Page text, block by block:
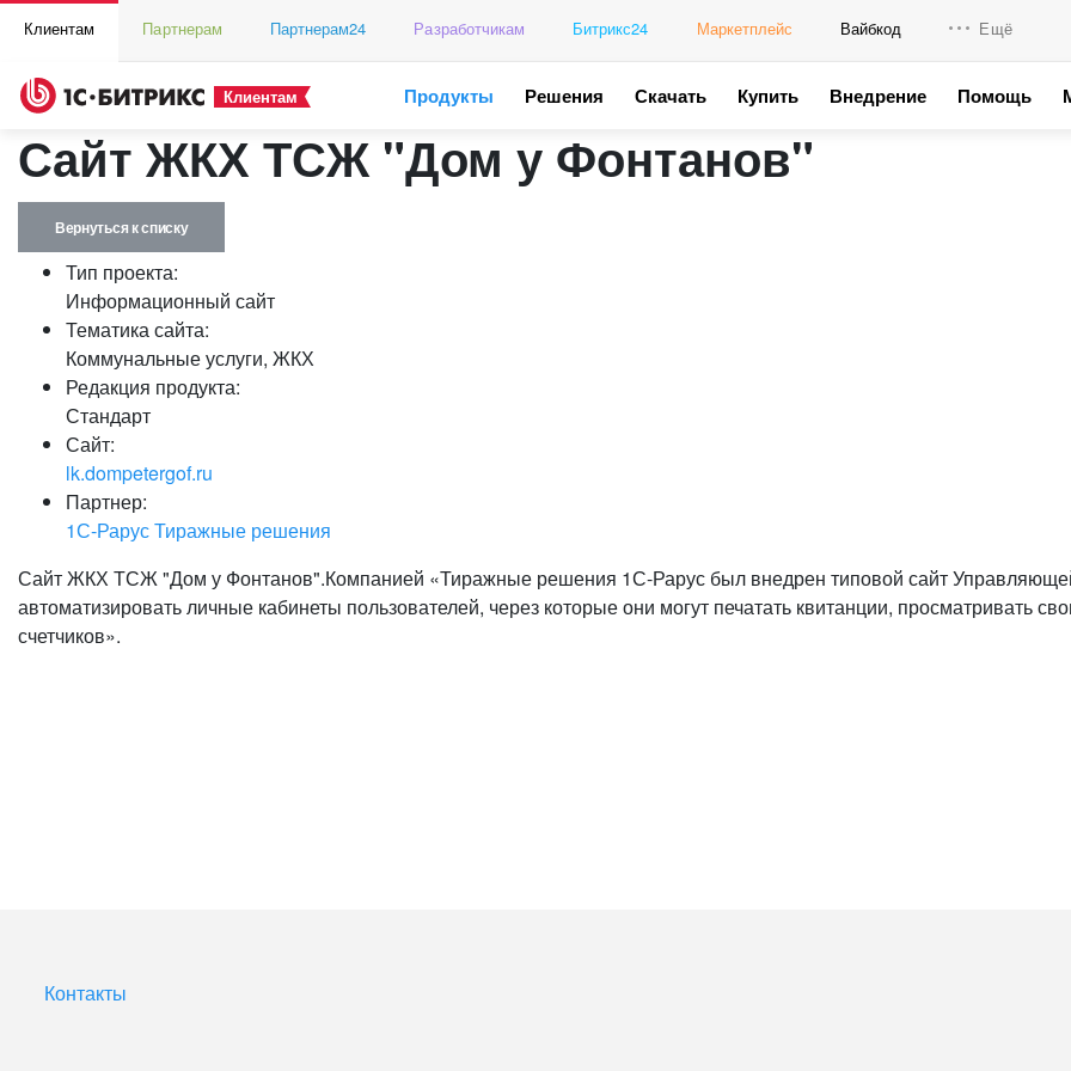
Клиентам Партнерам Партнерам24 Разработчикам Битрикс24 Маркетплейс Вайбкод Ещё
Клиентам Продукты Решения Скачать Купить Внедрение Помощь
Сайт ЖКХ ТСЖ "Дом у Фонтанов"
Вернуться к списку
Тип проекта:
Информационный сайт
Тематика сайта:
Коммунальные услуги, ЖКХ
Редакция продукта:
Стандарт
Сайт:
lk.dompetergof.ru
Партнер:
1С-Рарус Тиражные решения
Сайт ЖКХ ТСЖ "Дом у Фонтанов".Компанией «Тиражные решения 1С-Рарус был внедрен типовой сайт
автоматизировать личные кабинеты пользователей, через которые они могут печатать квитанции, просматривать
счетчиков».
Контакты